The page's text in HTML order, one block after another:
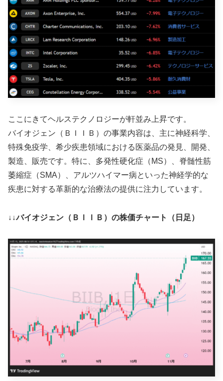
ここにきてヘルステクノロジーが軒並み上昇です。
バイオジェン（ＢＩＩＢ）の事業内容は、主に神経科学、
特殊免疫学、希少疾患領域における医薬品の発見、開発、
製造、販売です。特に、多発性硬化症（MS）、脊髄性筋
萎縮症（SMA）、アルツハイマー病といった神経学的な
疾患に対する革新的な治療法の提供に注力しています。
↓↓バイオジェン（ＢＩＩＢ）の株価チャート（日足）